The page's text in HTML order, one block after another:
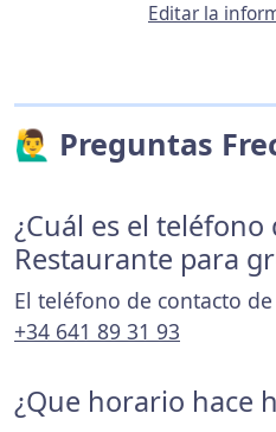
Editar la
🙋‍♂️ Preguntas
¿Cuál es el
Restaurante para
El teléfono de contacto
+34 641 89 31 93
¿Que horario hace